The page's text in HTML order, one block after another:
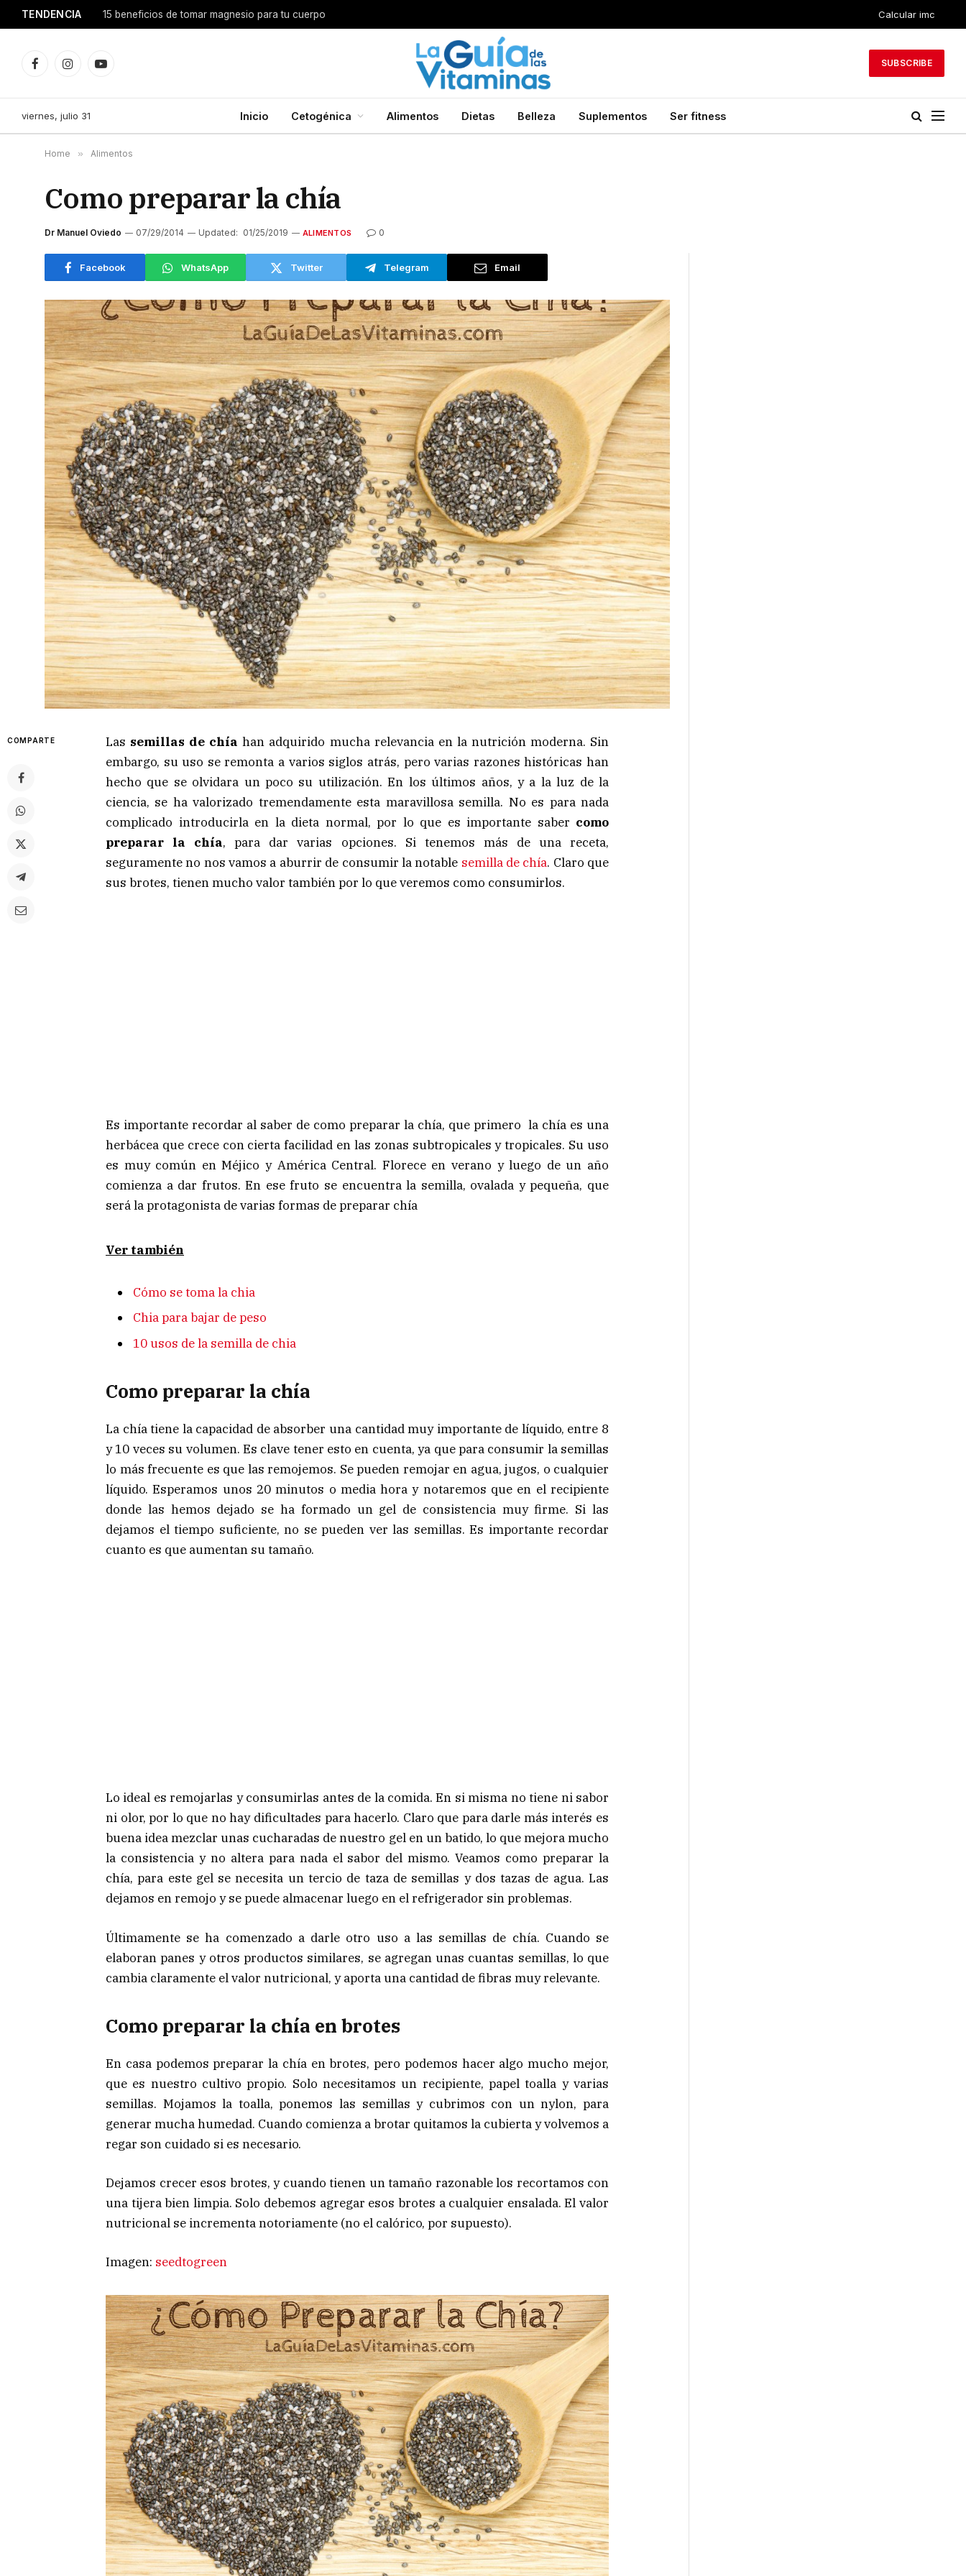
TENDENCIA 15 beneficios de tomar magnesio para tu cuerpo Calcular imc
FacebookInstagramYouTube
SUBSCRIBE
viernes, julio 31 Inicio Cetogénica Alimentos Dietas Belleza Suplementos Ser fitness
Home » Alimentos
Como preparar la chía
Dr Manuel Oviedo 07/29/2014 Updated: 01/25/2019 ALIMENTOS 0
Facebook WhatsApp Twitter Telegram Email
COMPARTE Las semillas de chía han adquirido mucha relevancia en la nutrición moderna. Sin
embargo, su uso se remonta a varios siglos atrás, pero varias razones históricas han
hecho que se olvidara un poco su utilización. En los últimos años, y a la luz de la
ciencia, se ha valorizado tremendamente esta maravillosa semilla. No es para nada
complicado introducirla en la dieta normal, por lo que es importante saber como
preparar la chía, para dar varias opciones. Si tenemos más de una receta,
seguramente no nos vamos a aburrir de consumir la notable semilla de chía. Claro que
sus brotes, tienen mucho valor también por lo que veremos como consumirlos.
Es importante recordar al saber de como preparar la chía, que primero la chía es una
herbácea que crece con cierta facilidad en las zonas subtropicales y tropicales. Su uso
es muy común en Méjico y América Central. Florece en verano y luego de un año
comienza a dar frutos. En ese fruto se encuentra la semilla, ovalada y pequeña, que
será la protagonista de varias formas de preparar chía
Ver también
Cómo se toma la chia
Chia para bajar de peso
10 usos de la semilla de chia
Como preparar la chía
La chía tiene la capacidad de absorber una cantidad muy importante de líquido, entre 8
y 10 veces su volumen. Es clave tener esto en cuenta, ya que para consumir la semillas
lo más frecuente es que las remojemos. Se pueden remojar en agua, jugos, o cualquier
líquido. Esperamos unos 20 minutos o media hora y notaremos que en el recipiente
donde las hemos dejado se ha formado un gel de consistencia muy firme. Si las
dejamos el tiempo suficiente, no se pueden ver las semillas. Es importante recordar
cuanto es que aumentan su tamaño.
Lo ideal es remojarlas y consumirlas antes de la comida. En si misma no tiene ni sabor
ni olor, por lo que no hay dificultades para hacerlo. Claro que para darle más interés es
buena idea mezclar unas cucharadas de nuestro gel en un batido, lo que mejora mucho
la consistencia y no altera para nada el sabor del mismo. Veamos como preparar la
chía, para este gel se necesita un tercio de taza de semillas y dos tazas de agua. Las
dejamos en remojo y se puede almacenar luego en el refrigerador sin problemas.
Últimamente se ha comenzado a darle otro uso a las semillas de chía. Cuando se
elaboran panes y otros productos similares, se agregan unas cuantas semillas, lo que
cambia claramente el valor nutricional, y aporta una cantidad de fibras muy relevante.
Como preparar la chía en brotes
En casa podemos preparar la chía en brotes, pero podemos hacer algo mucho mejor,
que es nuestro cultivo propio. Solo necesitamos un recipiente, papel toalla y varias
semillas. Mojamos la toalla, ponemos las semillas y cubrimos con un nylon, para
generar mucha humedad. Cuando comienza a brotar quitamos la cubierta y volvemos a
regar son cuidado si es necesario.
Dejamos crecer esos brotes, y cuando tienen un tamaño razonable los recortamos con
una tijera bien limpia. Solo debemos agregar esos brotes a cualquier ensalada. El valor
nutricional se incrementa notoriamente (no el calórico, por supuesto).
Imagen: seedtogreen